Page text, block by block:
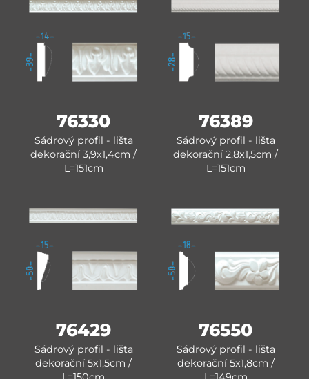
76330
Sádrový profil - lišta
dekorační 3,9x1,4cm /
L=151cm
76389
Sádrový profil - lišta
dekorační 2,8x1,5cm /
L=151cm
76429
Sádrový profil - lišta
dekorační 5x1,5cm /
76550
Sádrový profil - lišta
dekorační 5x1,8cm /